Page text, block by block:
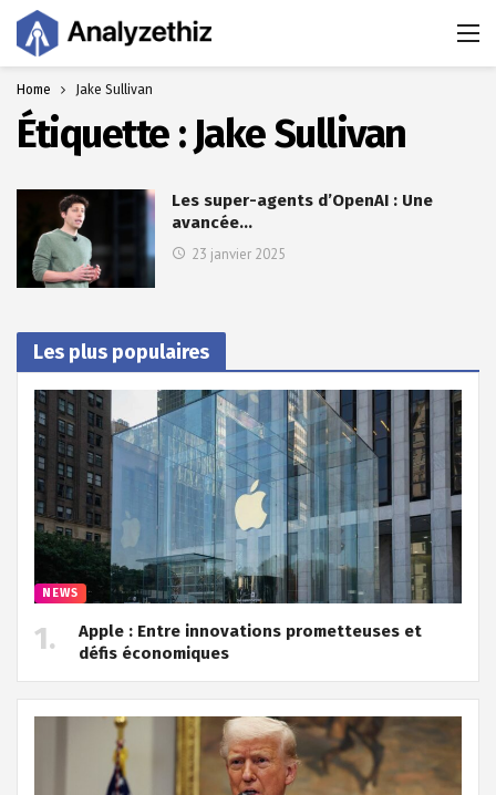
Home Jake Sullivan
Étiquette :Jake Sullivan
Les super-agents d’OpenAI : Une
avancée…
23 janvier 2025
Les plus populaires
NEWS
Apple : Entre innovations prometteuses et
défis économiques